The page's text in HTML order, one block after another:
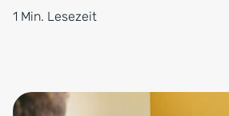
1 Min. Lesezeit